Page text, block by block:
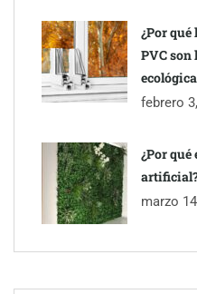
¿Por
PVC son
febrero
¿Por
marzo